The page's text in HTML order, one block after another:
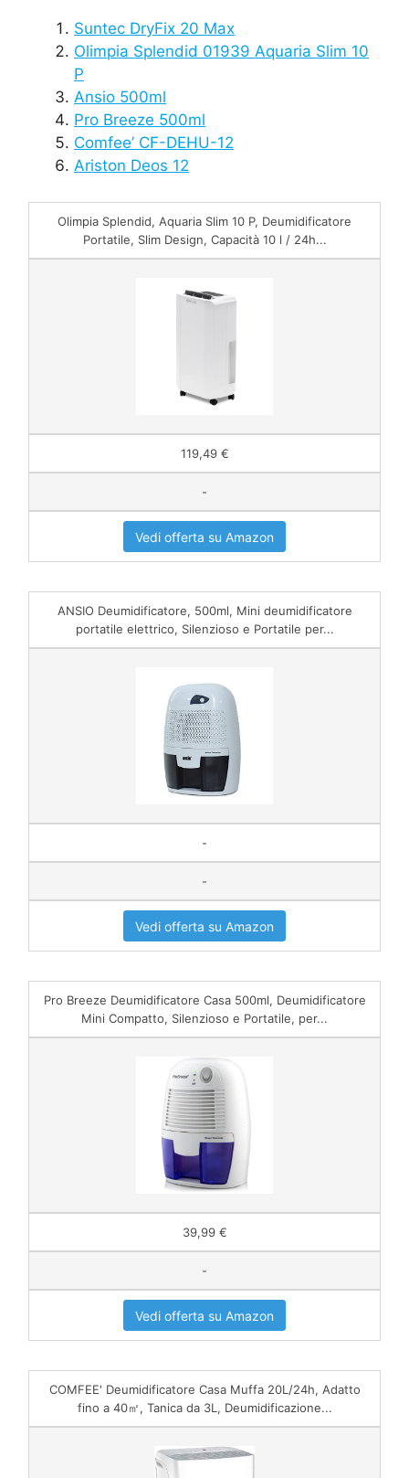
Suntec DryFix 20 Max
Olimpia Splendid 01939 Aquaria Slim 10
P
Ansio 500ml
Pro Breeze 500ml
Comfee’ CF-DEHU-12
Ariston Deos 12
Olimpia Splendid, Aquaria Slim 10 P, Deumidificatore
Portatile, Slim Design, Capacità 10 l / 24h...
119,49 €
-
Vedi offerta su Amazon
ANSIO Deumidificatore, 500ml, Mini deumidificatore
portatile elettrico, Silenzioso e Portatile per...
-
-
Vedi offerta su Amazon
Pro Breeze Deumidificatore Casa 500ml, Deumidificatore
Mini Compatto, Silenzioso e Portatile, per...
39,99 €
-
Vedi offerta su Amazon
COMFEE' Deumidificatore Casa Muffa 20L/24h, Adatto
fino a 40㎡, Tanica da 3L, Deumidificazione...